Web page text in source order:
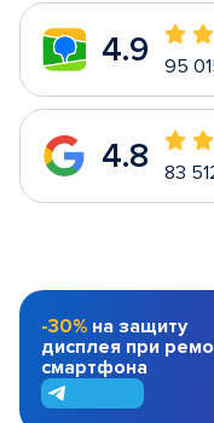
4.9 95
4.8 83
-30% на защиту
дисплея при
смартфона